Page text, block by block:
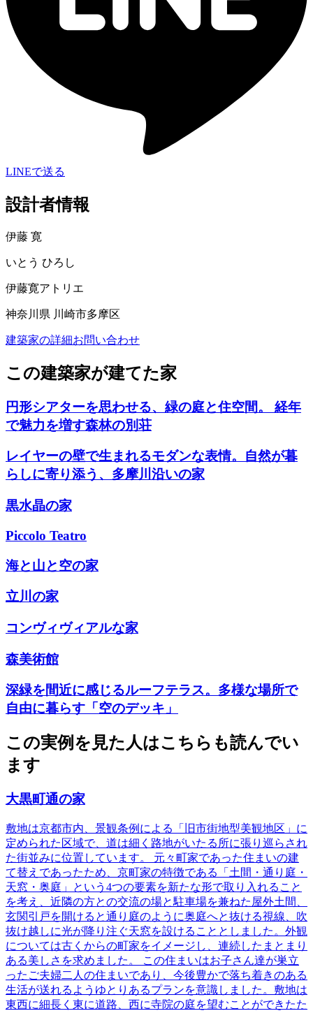
LINEで送る
設計者情報
伊藤 寛
いとう ひろし
伊藤寛アトリエ
神奈川県 川崎市多摩区
建築家の詳細お問い合わせ
この建築家が建てた家
円形シアターを思わせる、緑の庭と住空間。 経年
で魅力を増す森林の別荘
レイヤーの壁で生まれるモダンな表情。自然が暮
らしに寄り添う、多摩川沿いの家
黒水晶の家
Piccolo Teatro
海と山と空の家
立川の家
コンヴィヴィアルな家
森美術館
深緑を間近に感じるルーフテラス。多様な場所で
自由に暮らす「空のデッキ」
この実例を見た人はこちらも読んでい
ます
大黒町通の家
敷地は京都市内、景観条例による「旧市街地型美観地区」に
定められた区域で、道は細く路地がいたる所に張り巡らされ
た街並みに位置しています。 元々町家であった住まいの建
て替えであったため、京町家の特徴である「土間・通り庭・
天窓・奥庭」という4つの要素を新たな形で取り入れること
を考え、近隣の方との交流の場と駐車場を兼ねた屋外土間、
玄関引戸を開けると通り庭のように奥庭へと抜ける視線、吹
抜け越しに光が降り注ぐ天窓を設けることとしました。外観
については古くからの町家をイメージし、連続したまとまり
ある美しさを求めました。 この住まいはお子さん達が巣立
ったご夫婦二人の住まいであり、今後豊かで落ち着きのある
生活が送れるようゆとりあるプランを意識しました。敷地は
東西に細長く東に道路、西に寺院の庭を望むことができたた